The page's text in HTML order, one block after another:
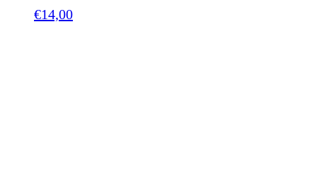
€14,00